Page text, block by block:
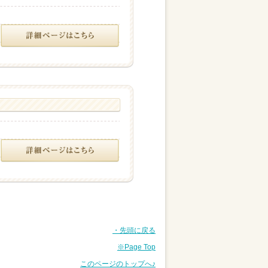
・先頭に戻る
※Page Top
このページのトップへ♪